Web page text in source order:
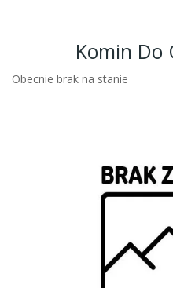
Komin Do
Obecnie brak na stanie